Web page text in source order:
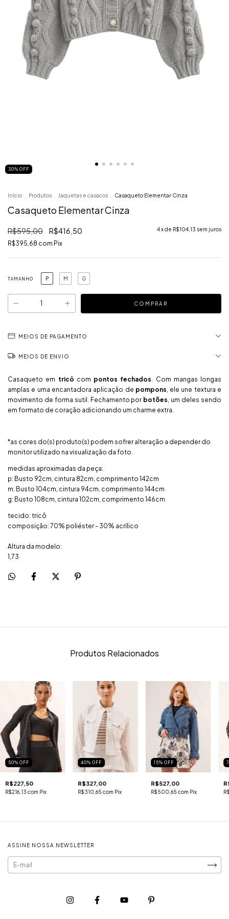
30% OFF
Início Produtos Jaquetas e casacos Casaqueto Elementar Cinza
Casaqueto Elementar Cinza
R$595,00 R$416,50 4x de R$104,13 sem juros
R$395,68 com Pix
TAMANHO P M G
MEIOS DE PAGAMENTO
MEIOS DE ENVIO
Casaqueto em tricô com pontos fechados . Com mangas longas
amplas e uma encantadora aplicação de pompons , ele une textura e
movimento de forma sutil. Fechamento por botões , um deles sendo
em formato de coração adicionando um charme extra.
*as cores do(s) produto(s) podem sofrer alteração a depender do
monitor utilizado na visualização da foto.
medidas aproximadas da peça:
p: Busto 92cm, cintura 82cm, comprimento 142cm
m: Busto 104cm, cintura 94cm, comprimento 144cm
g: Busto 108cm, cintura 102cm, comprimento 146cm
tecido: tricô
composição: 70% poliéster - 30% acrílico
Altura da modelo:
1,73
Produtos Relacionados
50% OFF
R$227,50
R$216,13com Pix
40%OFF
R$327,00
R$310,65com Pix
15% OFF
R$527,00
R$500,65com Pix
ASSINE NOSSA NEWSLETTER